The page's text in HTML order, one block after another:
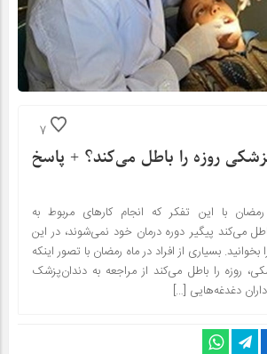
7
روزه‌ را باطل می‌کند؟ + پاسخ
رمضان با این تفکر که انجام کارهای مربوط به
می‌کند پیگیر دوره درمان خود نمی‌شوند، در این
بخوانید. بسیاری از افراد در ماه رمضان با تصور اینکه
روزه را باطل می‌کند از مراجعه به دندان‌پزشک
دغدغه‌هایی […]